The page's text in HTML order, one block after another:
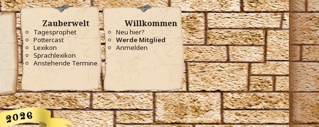
Zauberwelt
Tagesprophet
Pottercast
Lexikon
Sprachlexikon
Anstehende Termine
Willkommen
Neu hier?
Werde Mitglied
Anmelden